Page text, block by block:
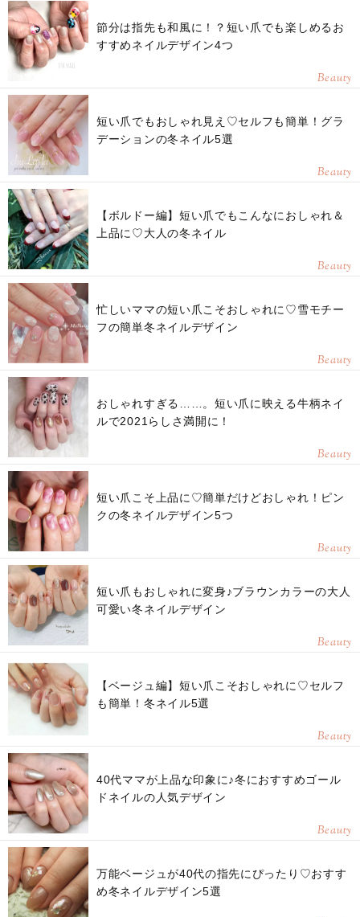
節分は指先も和風に！？短い爪でも楽しめるお
すすめネイルデザイン4つ
Beauty
短い爪でもおしゃれ見え♡セルフも簡単！グラ
デーションの冬ネイル5選
Beauty
【ボルドー編】短い爪でもこんなにおしゃれ＆
上品に♡大人の冬ネイル
Beauty
忙しいママの短い爪こそおしゃれに♡雪モチー
フの簡単冬ネイルデザイン
Beauty
おしゃれすぎる……。短い爪に映える牛柄ネイ
ルで2021らしさ満開に！
Beauty
短い爪こそ上品に♡簡単だけどおしゃれ！ピン
クの冬ネイルデザイン5つ
Beauty
短い爪もおしゃれに変身♪ブラウンカラーの大人
可愛い冬ネイルデザイン
Beauty
【ベージュ編】短い爪こそおしゃれに♡セルフ
も簡単！冬ネイル5選
Beauty
40代ママが上品な印象に♪冬におすすめゴール
ドネイルの人気デザイン
Beauty
万能ベージュが40代の指先にぴったり♡おすす
め冬ネイルデザイン5選